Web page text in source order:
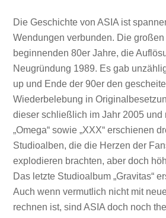
Die Geschichte von ASIA ist
Wendungen verbunden. Die
beginnenden 80er Jahre, die
Neugründung 1989. Es gab
up und Ende der 90er den
Wiederbelebung in
dieser schließlich im Jahr 2005 und
„Omega“ sowie „XXX“ erschienen
Studioalben, die die Herzen der
explodieren brachten, aber doch
Das letzte Studioalbum „Gravitas“
Auch wenn vermutlich nicht mit
rechnen ist, sind ASIA doch noch